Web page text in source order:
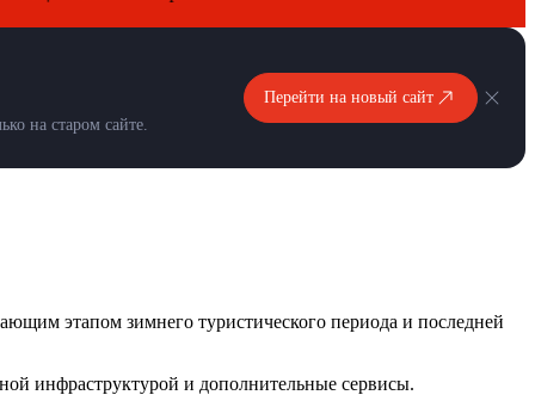
на старом сайте.
Перейти на новый сайт
этапом зимнего туристического периода и последней
инфраструктурой и дополнительные сервисы.